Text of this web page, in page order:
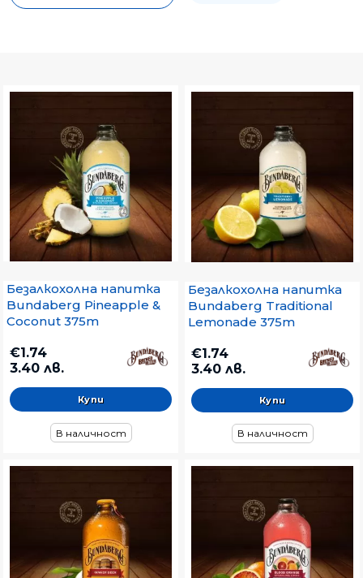
Безалкохолна напитка
Bundaberg Pineapple &
Coconut 375m
€1.74
3.40 лв.
В наличност
Безалкохолна напитка
Bundaberg Traditional
Lemonade 375m
€1.74
3.40 лв.
В наличност